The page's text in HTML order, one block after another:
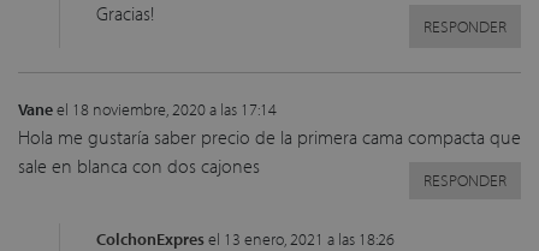
Gracias!
RESPONDER
Vaneel 18 noviembre, 2020 a las 17:14
Hola me gustaría saber precio de la primera cama compacta que
sale en blanca con dos cajones
RESPONDER
ColchonExpresel 13 enero, 2021 a las 18:26